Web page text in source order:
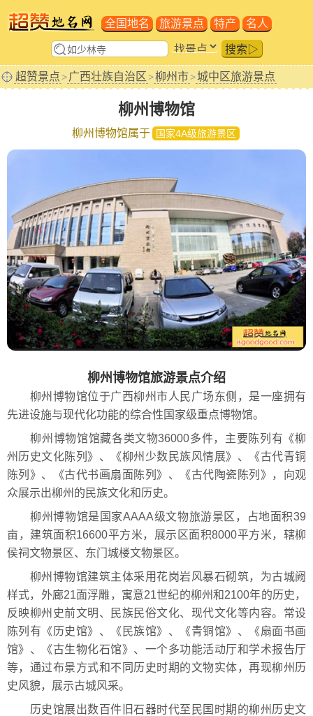
全国地名 旅游景点 特产 名人
搜索▷
超赞景点>广西壮族自治区 >柳州市>城中区旅游景点
柳州博物馆
柳州博物馆属于 国家4A级旅游景区
柳州博物馆旅游景点介绍
柳州博物馆位于广西柳州市人民广场东侧，是一座拥有
先进设施与现代化功能的综合性国家级重点博物馆。
柳州博物馆馆藏各类文物36000多件，主要陈列有《柳
州历史文化陈列》、《柳州少数民族风情展》、《古代青铜
陈列》、《古代书画扇面陈列》、《古代陶瓷陈列》，向观
众展示出柳州的民族文化和历史。
柳州博物馆是国家AAAA级文物旅游景区，占地面积39
亩，建筑面积16600平方米，展示区面积8000平方米，辖柳
侯祠文物景区、东门城楼文物景区。
柳州博物馆建筑主体采用花岗岩风暴石砌筑，为古城阙
样式，外廊21面浮雕，寓意21世纪的柳州和2100年的历史，
反映柳州史前文明、民族民俗文化、现代文化等内容。常设
陈列有《历史馆》、《民族馆》、《青铜馆》、《扇面书画
馆》、《古生物化石馆》、一个多功能活动厅和学术报告厅
等，通过布景方式和不同历史时期的文物实体，再现柳州历
史风貌，展示古城风采。
历史馆展出数百件旧石器时代至民国时期的柳州历史文